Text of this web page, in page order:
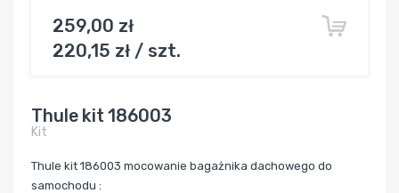
259,00 zł
220,15 zł / szt.
Thule kit 186003
Kit
Thule kit 186003 mocowanie bagażnika dachowego do
samochodu :